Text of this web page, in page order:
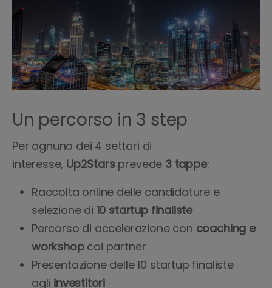
Un percorso in 3 step
Per ognuno dei 4 settori di
interesse, Up2Stars prevede 3 tappe:
Raccolta online delle candidature e
selezione di 10 startup finaliste
Percorso di accelerazione con coaching e
workshopcoi partner
Presentazione delle 10 startup finaliste
agli investitori